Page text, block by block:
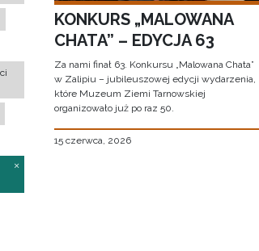
KONKURS „MALOWANA
CHATA” – EDYCJA 63
Za nami finał 63. Konkursu „Malowana Chata”
w Zalipiu – jubileuszowej edycji wydarzenia,
które Muzeum Ziemi Tarnowskiej
organizowało już po raz 50.
15 czerwca, 2026